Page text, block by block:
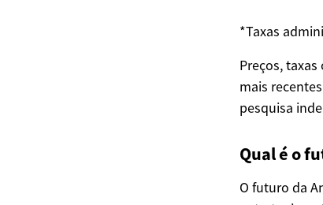
*Taxas
Preços,
mais
pesquisa
Qual é o
O futuro da